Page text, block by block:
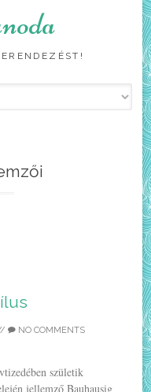
NO COMMENTS
születik
jellemző Bauhausig